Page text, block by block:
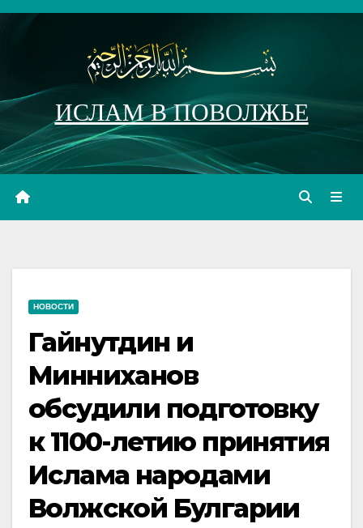
Перейти
ИСЛАМ В ПОВОЛЖЬЕ
НОВОСТИ
Гайнутдин и
Минниханов
обсудили подготовку
к 1100-летию принятия
Ислама народами
Волжской Булгарии